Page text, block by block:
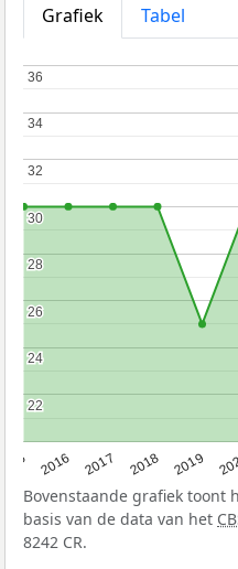
Grafiek
Tabel
2016 2017 2018 2019
22
22
24
24
26
26
28
28
30
30
32
32
34
34
36
36
Bovenstaande grafiek toont
basis van de data van het
8242 CR.